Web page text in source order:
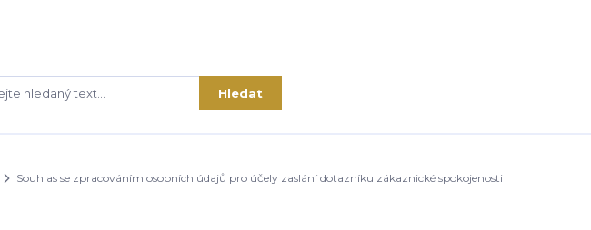
Hledat
Souhlas se zpracováním osobních údajů pro účely zaslání dotazníku zákaznické spokojenosti